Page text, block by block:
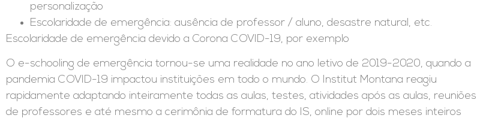
personalização
Escolaridade de emergência: ausência de professor / aluno, desastre natural, etc.
Escolaridade de emergência devido a Corona COVID-19, por exemplo
O e-schooling de emergência tornou-se uma realidade no ano letivo de 2019-2020, quando a
pandemia COVID-19 impactou instituições em todo o mundo. O Institut Montana reagiu
rapidamente adaptando inteiramente todas as aulas, testes, atividades após as aulas, reuniões
de professores e até mesmo a cerimônia de formatura do IS, online por dois meses inteiros